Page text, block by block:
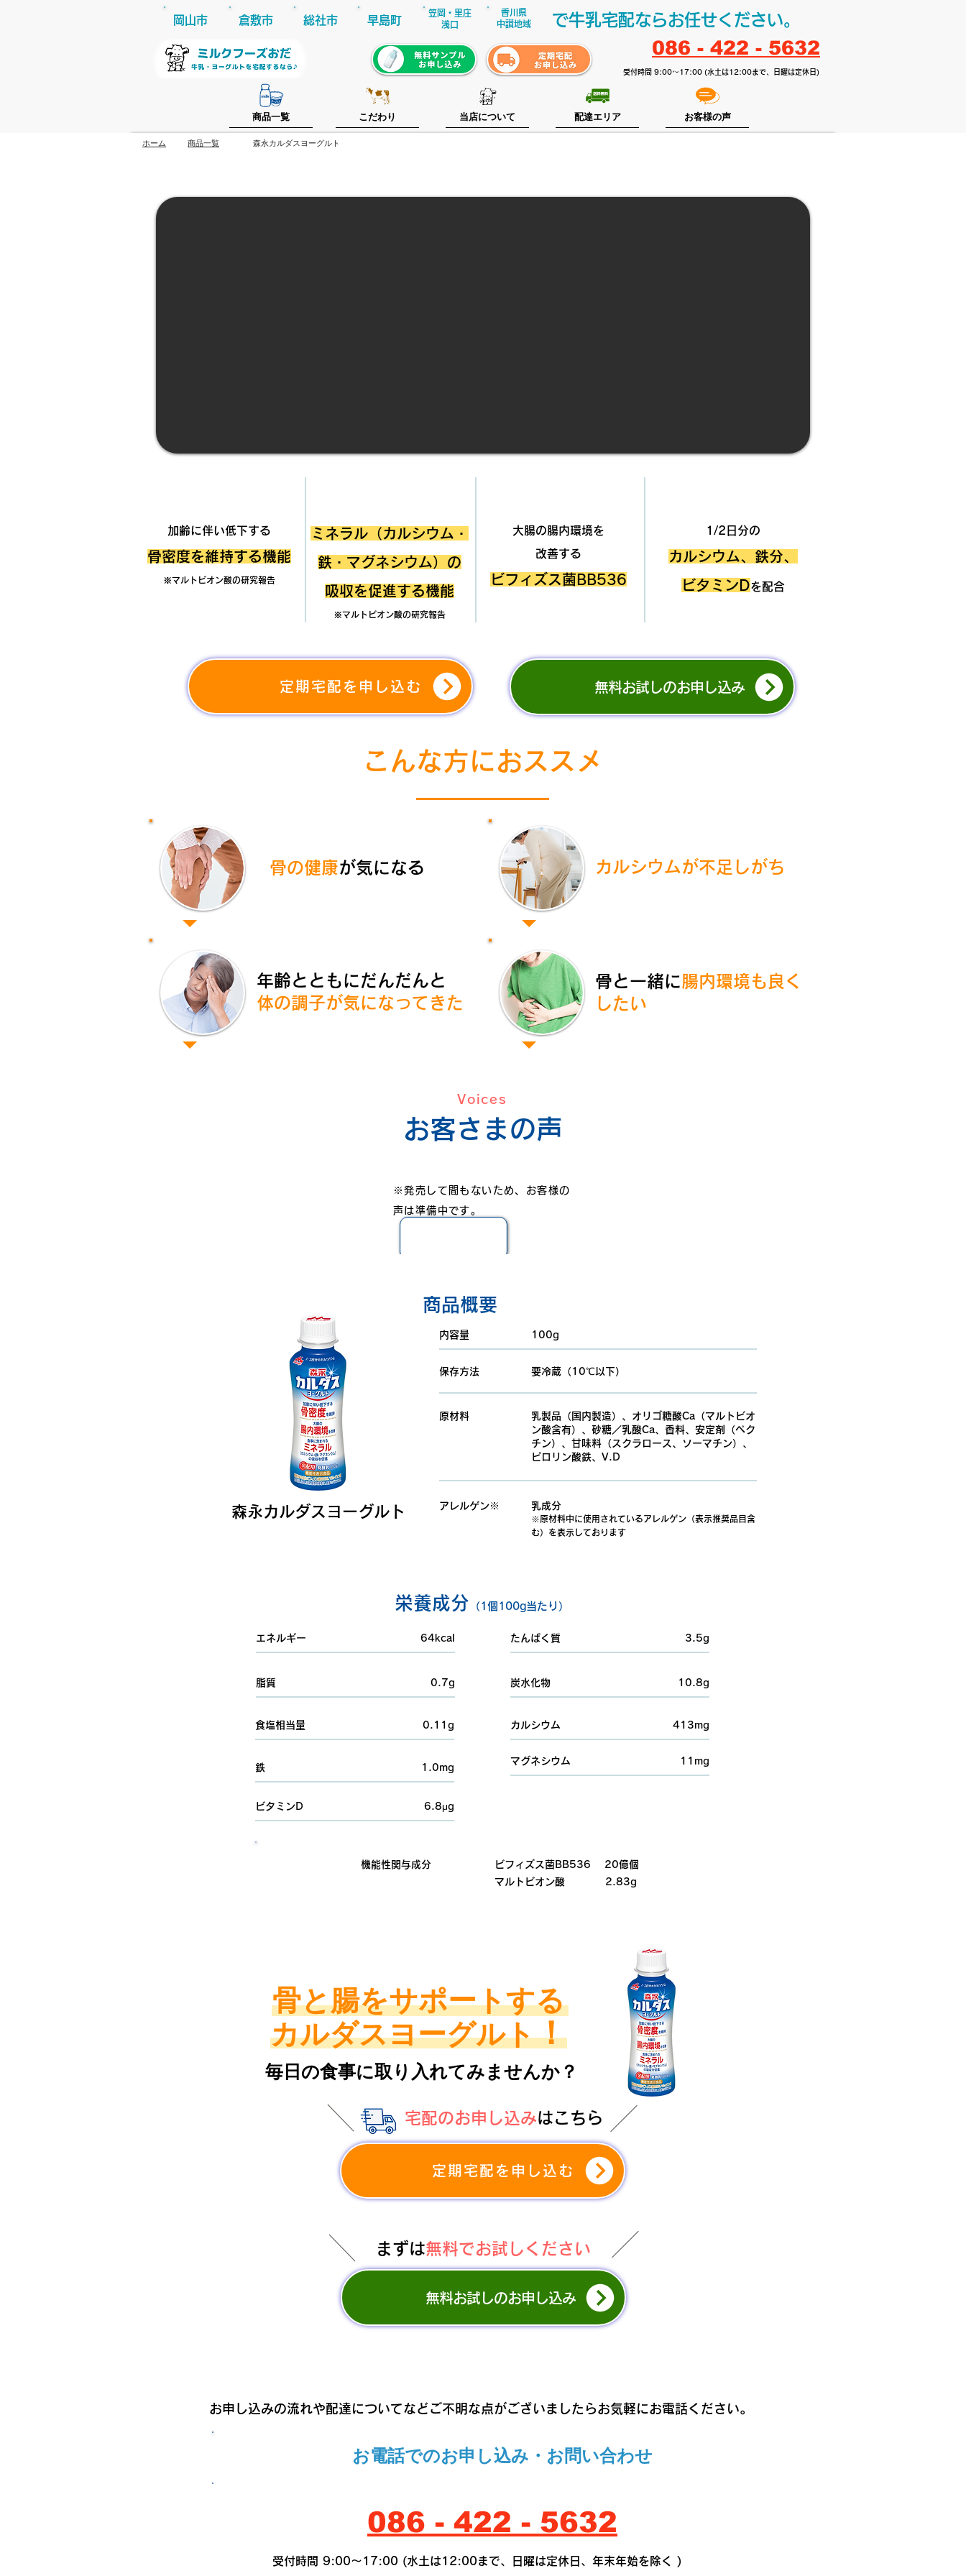
​岡山市 倉敷市 総社市 早島町
笠岡・里庄
浅口
​香川県
​中讃地域
で牛乳宅配ならお任せください。
商品一覧
086 - 422 - 5632
受付時間 9:00～17:00 (水土は12:00まで、日曜は定休日)
こだわり 当店について 配達エリア お客様の声
ホーム 商品一覧 森永カルダスヨーグルト
加齢に伴い低下する
骨密度を維持する機能
​※マルトビオン酸の研究報告
ミネラル（カルシウム・
鉄・マグネシウム）の
吸収を促進する機能
​※マルトビオン酸の研究報告
​大腸の腸内環境を
改善する
ビフィズス菌BB536
1/2日分の
カルシウム、鉄分、
ビタミンDを配合
定期宅配を申し込む 無料お試しのお申し込み
​こんな方におススメ
骨の健康が気になる カルシウムが不足しがち
年齢とともにだんだんと
​体の調子が気になってきた
骨と一緒に腸内環境も良く
したい
Voices
お客さまの声
※発売して間もないため、お客様の
声は準備中です。
商品概要
内容量 100g
保存方法 要冷蔵（10℃以下）
原材料
乳製品（国内製造）、オリゴ糖酸Ca（マルトビオ
ン酸含有）、砂糖／乳酸Ca、香料、安定剤（ペク
チン）、甘味料（スクラロース、ソーマチン）、
ピロリン酸鉄、V.D
森永カルダスヨーグルト アレルゲン※ 乳成分
※原材料中に使用されているアレルゲン（表示推奨品目含
む）を表示しております
栄養成分 （1個100g当たり）
エネルギー 64kcal
脂質 0.7g
食塩相当量 0.11g
鉄 1.0mg
たんぱく質 3.5g
炭水化物 10.8g
カルシウム 413mg
マグネシウム 11mg
ビタミンD 6.8μg
機能性関与成分
ビフィズス菌BB536 20億個
マルトビオン酸 2.83g
​毎日の食事に取り入れてみませんか？
宅配のお申し込みはこちら
定期宅配を申し込む
まずは無料でお試しください
無料お試しのお申し込み
骨と腸をサポートする
カルダスヨーグルト！
お申し込みの流れや配達についてなどご不明な点がございましたらお気軽にお電話ください。
お電話でのお申し込み・お問い合わせ
086 - 422 - 5632
受付時間 9:00～17:00 (水土は12:00まで、日曜は定休日、年末年始を除く )